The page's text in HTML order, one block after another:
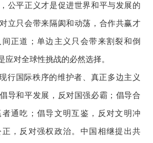
公平正义才是促进世界和平与发展的
立只会带来隔阂和动荡，合作共赢才
正道；单边主义只会带来割裂和倒
应对全球性挑战的必然选择。
行国际秩序的维护者、真正多边主义
导和平发展，反对国强必霸；倡导合
通吃；倡导文明互鉴，反对文明冲
，反对强权政治。中国相继提出共